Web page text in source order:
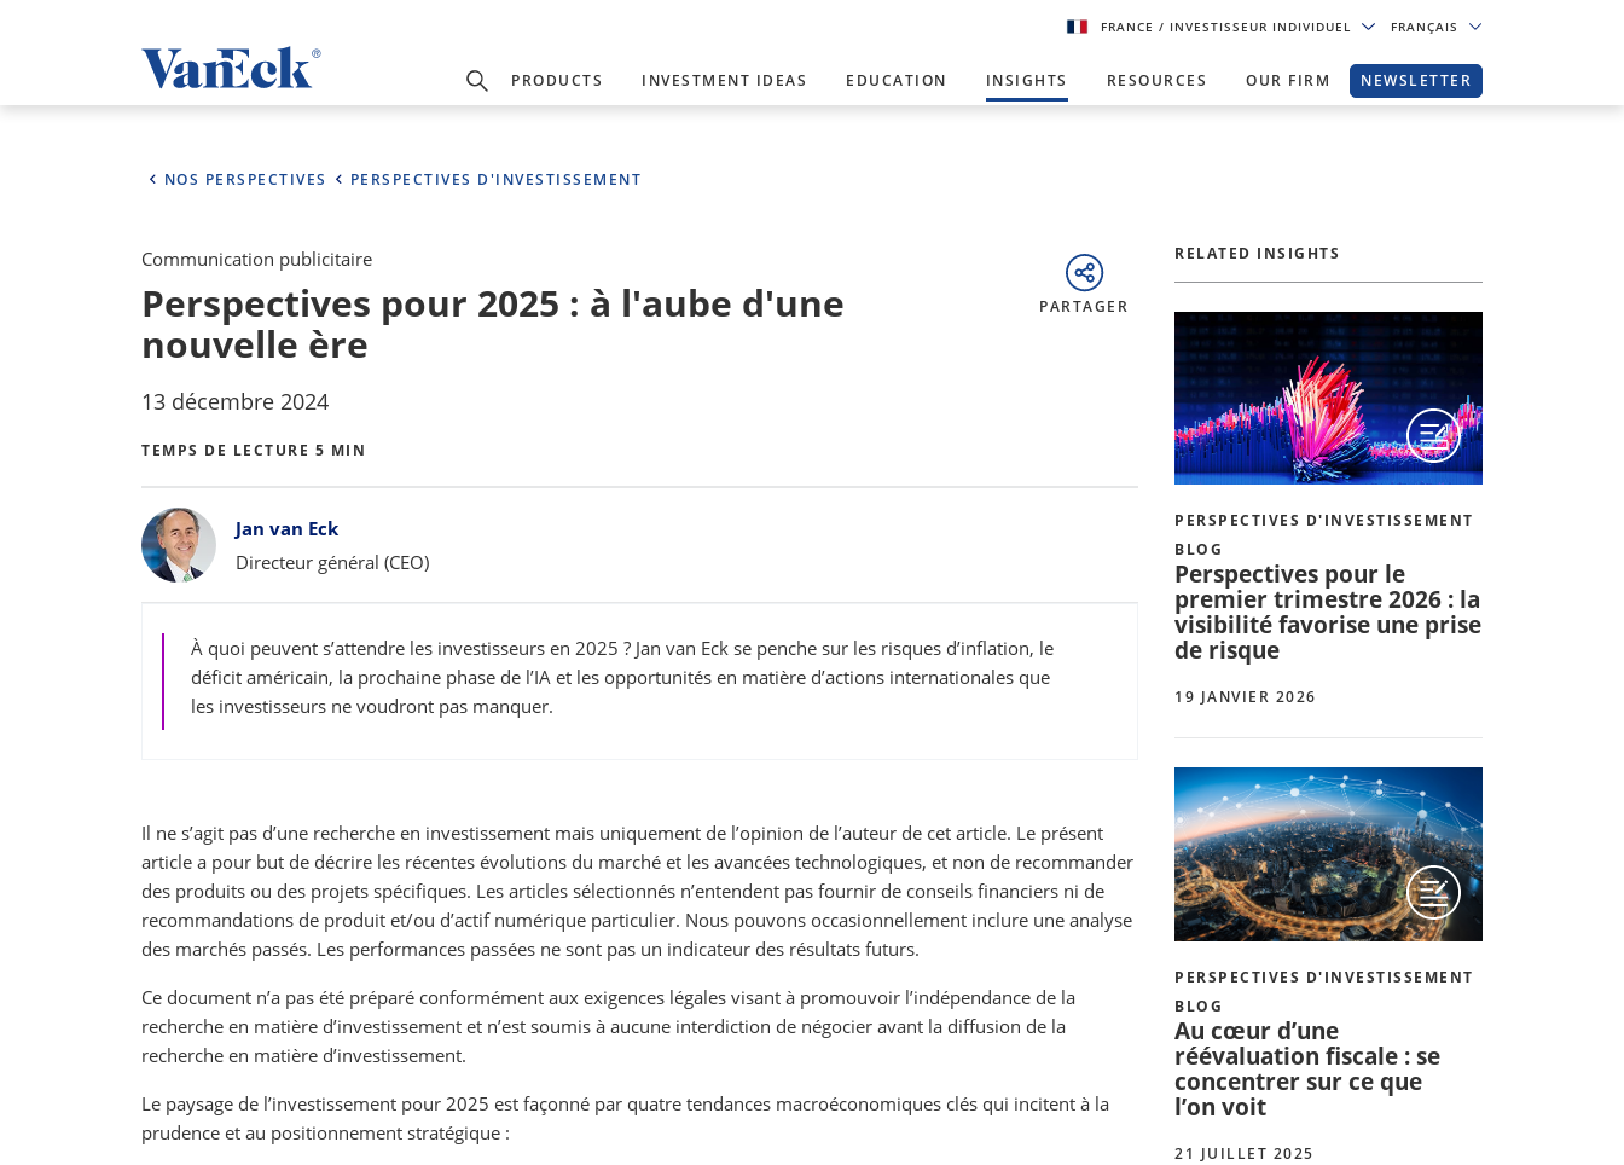
FRANCE/ INVESTISSEUR INDIVIDUEL FRANÇAIS
PRODUCTS INVESTMENT IDEAS EDUCATION INSIGHTS RESOURCES OUR FIRM NEWSLETTER
NOS PERSPECTIVES PERSPECTIVES D'INVESTISSEMENT
Communication publicitaire
Perspectives pour 2025 : à l'aube d'une
nouvelle ère
13 décembre 2024
TEMPS DE LECTURE 5 MIN
PARTAGER
BylinesJan van Eck
Directeur général (CEO)
À quoi peuvent s’attendre les investisseurs en 2025 ? Jan van Eck se penche sur les risques d’inflation, le
déficit américain, la prochaine phase de l’IA et les opportunités en matière d’actions internationales que
les investisseurs ne voudront pas manquer.
Il ne s’agit pas d’une recherche en investissement mais uniquement de l’opinion de l’auteur de cet article. Le présent
article a pour but de décrire les récentes évolutions du marché et les avancées technologiques, et non de recommander
des produits ou des projets spécifiques. Les articles sélectionnés n’entendent pas fournir de conseils financiers ni de
recommandations de produit et/ou d’actif numérique particulier. Nous pouvons occasionnellement inclure une analyse
des marchés passés. Les performances passées ne sont pas un indicateur des résultats futurs.
Ce document n’a pas été préparé conformément aux exigences légales visant à promouvoir l’indépendance de la
recherche en matière d’investissement et n’est soumis à aucune interdiction de négocier avant la diffusion de la
recherche en matière d’investissement.
Le paysage de l’investissement pour 2025 est façonné par quatre tendances macroéconomiques clés qui incitent à la
prudence et au positionnement stratégique :
RELATED INSIGHTS
PERSPECTIVES D'INVESTISSEMENT
BLOG
Perspectives pour le
premier trimestre 2026 : la
visibilité favorise une prise
de risque
19 JANVIER 2026
PERSPECTIVES D'INVESTISSEMENT
BLOG
Au cœur d’une
réévaluation fiscale : se
concentrer sur ce que
l’on voit
21 JUILLET 2025